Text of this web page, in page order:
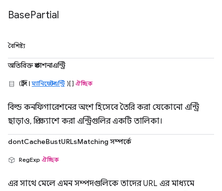
BasePartial
বৈশিষ্ট্য
অতিরিক্ত প্রকাশনাএন্ট্রি
(স্ট্রিং |ম্যানিফেস্টএন্ট্রি )[] ঐচ্ছিক
বিল্ড কনফিগারেশনের অংশ হিসেবে তৈরি করা যেকোনো এন্ট্রি
ছাড়াও, প্রি-ক্যাশে করা এন্ট্রিগুলির একটি তালিকা।
dontCacheBustURLsMatching সম্পর্কে
RegExp ঐচ্ছিক
এর সাথে মেলে এমন সম্পদগুলিকে তাদের URL এর মাধ্যমে